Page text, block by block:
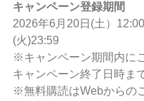
キャンペーン登録期間
2026年6月20日(土）
(火)23:59
※キャンペーン期間内に
キャンペーン終了日時ま
※無料購読はWebからの